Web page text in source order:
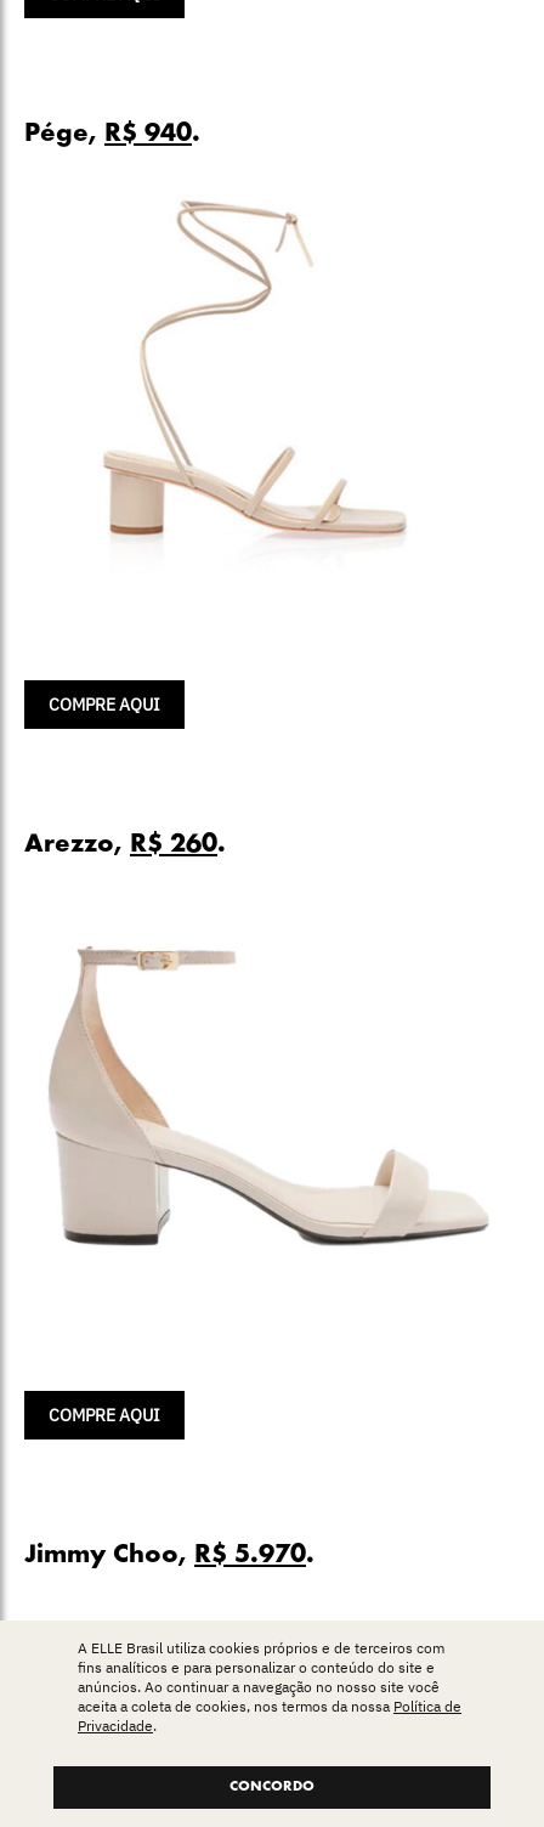
Pége, R$ 940.
COMPRE AQUI
Arezzo, R$ 260.
COMPRE AQUI
Jimmy Choo, R$ 5.970.
A ELLE Brasil utiliza cookies próprios e de terceiros com
fins analíticos e para personalizar o conteúdo do site e
anúncios. Ao continuar a navegação no nosso site você
aceita a coleta de cookies, nos termos da nossa Política de
Privacidade.
CONCORDO